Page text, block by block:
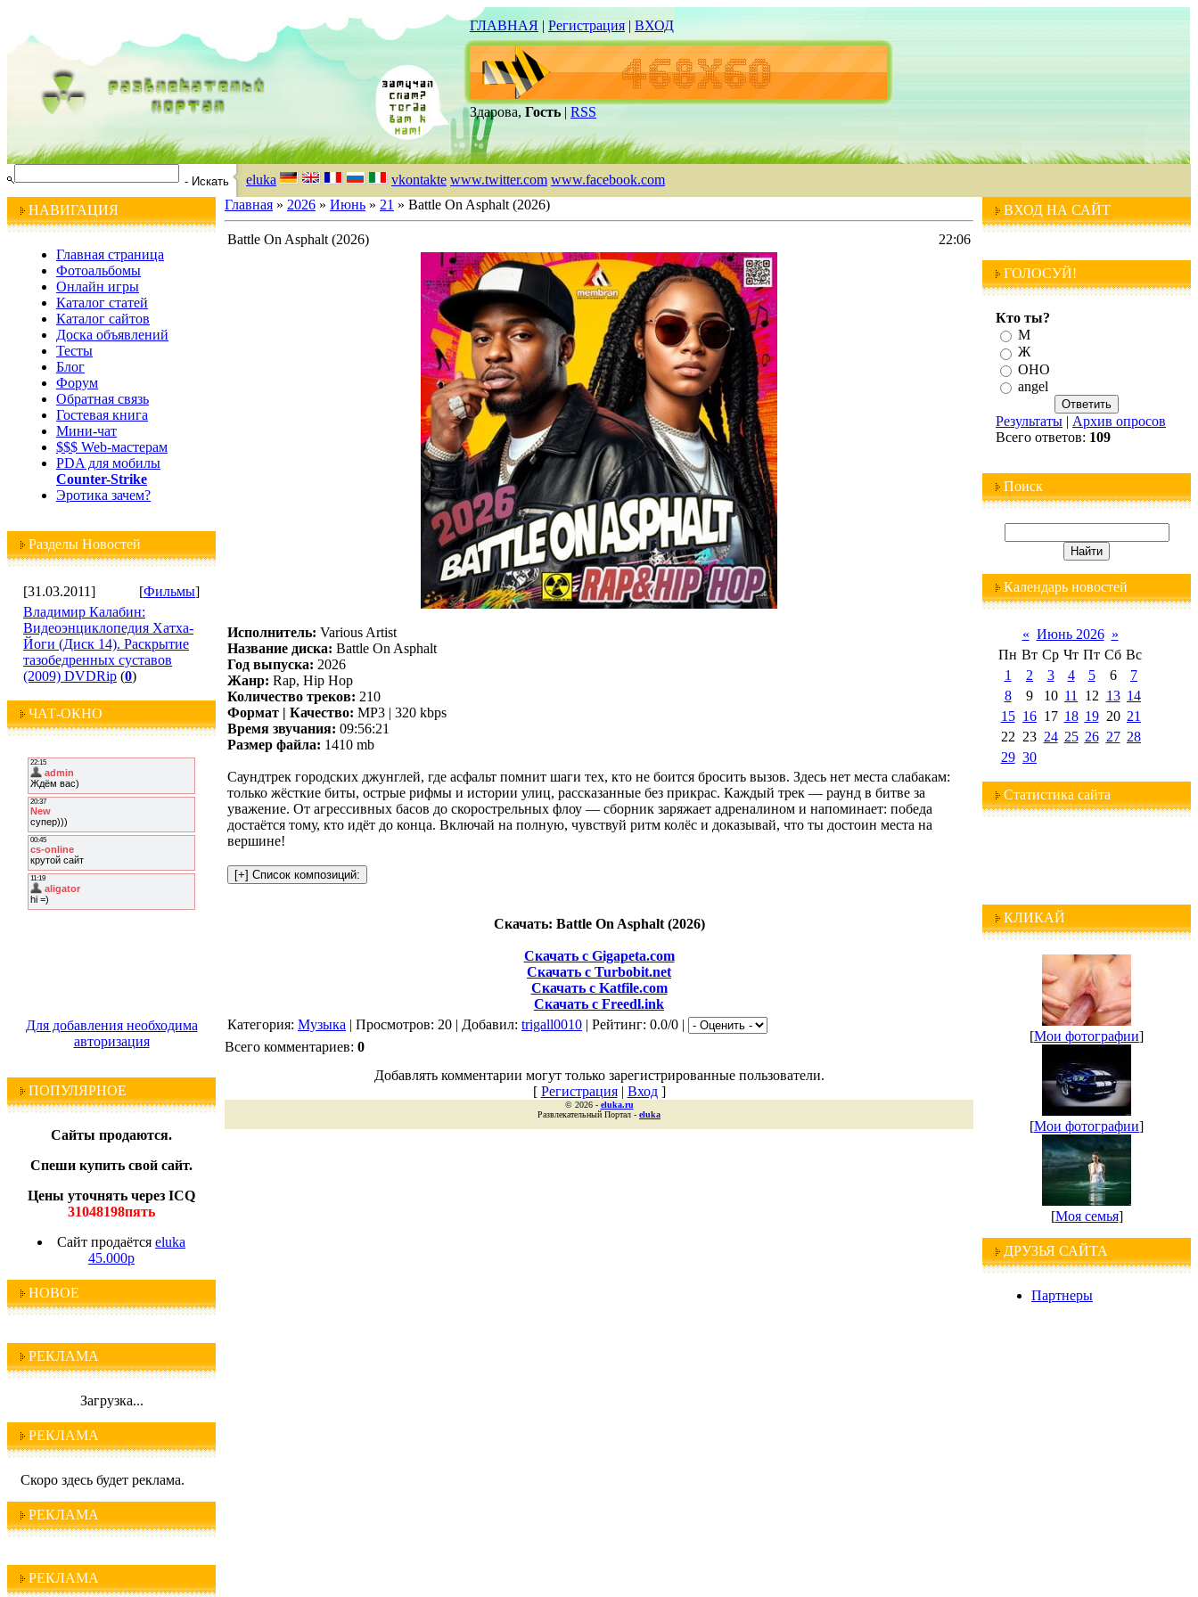
ГЛАВНАЯ | Регистрация | ВХОД
Здарова, Гость | RSS
eluka vkontakte www.twitter.com www.facebook.com
НАВИГАЦИЯ
Главная страница
Фотоальбомы
Онлайн игры
Каталог статей
Каталог сайтов
Доска объявлений
Тесты
Блог
Форум
Обратная связь
Гостевая книга
Мини-чат
$$$ Web-мастерам
PDA для мобилы
Counter-Strike
Эротика зачем?
Разделы Новостей
[31.03.2011] [Фильмы]
Владимир Калабин:
Видеоэнциклопедия Хатха-
Йоги (Диск 14). Раскрытие
тазобедренных суставов
(2009) DVDRip (0)
ЧАТ-ОКНО
Для добавления необходима
авторизация
ПОПУЛЯРНОЕ
Сайты продаются.
Спеши купить свой сайт.
Цены уточнять через ICQ
31048198пять
Сайт продаётся eluka
45.000р
НОВОЕ
РЕКЛАМА
Загрузка...
РЕКЛАМА
Скоро здесь будет реклама.
РЕКЛАМА
РЕКЛАМА
Главная » 2026 » Июнь » 21 » Battle On Asphalt (2026)
Battle On Asphalt (2026) 22:06
Исполнитель: Various Artist
Название диска: Battle On Asphalt
Год выпуска: 2026
Жанр: Rap, Hip Hop
Количество треков: 210
Формат | Качество: MP3 | 320 kbps
Время звучания: 09:56:21
Размер файла: 1410 mb
Саундтрек городских джунглей, где асфальт помнит шаги тех, кто не боится бросить вызов. Здесь нет места слабакам:
только жёсткие биты, острые рифмы и истории улиц, рассказанные без прикрас. Каждый трек — раунд в битве за
уважение. От агрессивных басов до скорострельных флоу — сборник заряжает адреналином и напоминает: победа
достаётся тому, кто идёт до конца. Включай на полную, чувствуй ритм колёс и доказывай, что ты достоин места на
вершине!
Скачать: Battle On Asphalt (2026)
Скачать с Gigapeta.com
Скачать с Turbobit.net
Скачать с Katfile.com
Скачать с Freedl.ink
Категория: Музыка | Просмотров: 20 | Добавил: trigall0010 | Рейтинг: 0.0/0 |
Всего комментариев: 0
Добавлять комментарии могут только зарегистрированные пользователи.
[ Регистрация| Вход]
© 2026 - eluka.ru
Развлекательный Портал - eluka
ВХОД НА САЙТ
ГОЛОСУЙ!
Кто ты?
М
Ж
ОНО
angel
Результаты | Архив опросов
Всего ответов: 109
Поиск
Календарь новостей
« Июнь 2026 »
Пн Вт Ср Чт Пт Сб Вс
1
2 3 4 5 6
7
8
9 10 11 12 13 14
15 16 17 18 19 20 21
22 23 24 25 26 27 28
29 30
Статистика сайта
КЛИКАЙ
[Мои фотографии]
[Мои фотографии]
[Моя семья]
ДРУЗЬЯ САЙТА
Партнеры